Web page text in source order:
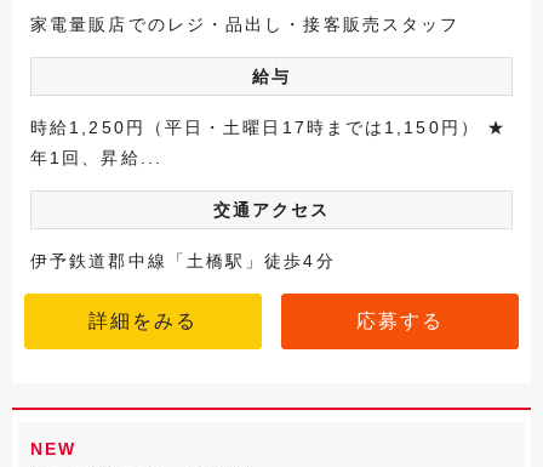
家電量販店でのレジ・品出し・接客販売スタッフ
給与
時給1,250円（平日・土曜日17時までは1,150円） ★
年1回、昇給...
交通アクセス
伊予鉄道郡中線「土橋駅」徒歩4分
詳細をみる 応募する
NEW